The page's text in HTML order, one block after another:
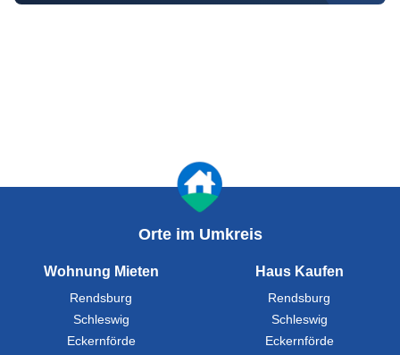
Orte im Umkreis
Wohnung Mieten
Rendsburg
Schleswig
Eckernförde
Haus Kaufen
Rendsburg
Schleswig
Eckernförde